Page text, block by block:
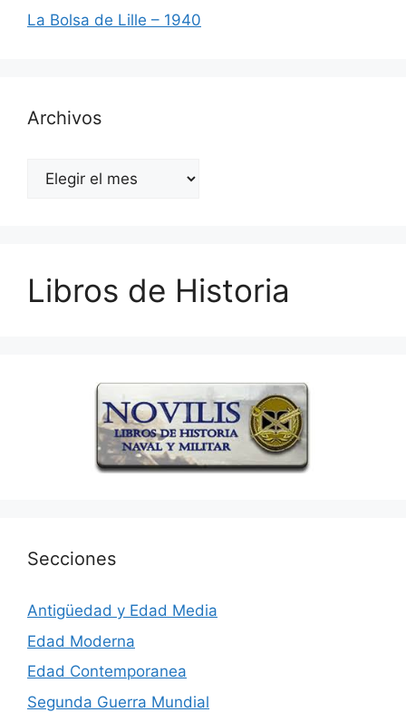
La Bolsa de Lille – 1940
Archivos
Archivos
Libros de Historia
Secciones
Antigüedad y Edad Media
Edad Moderna
Edad Contemporanea
Segunda Guerra Mundial